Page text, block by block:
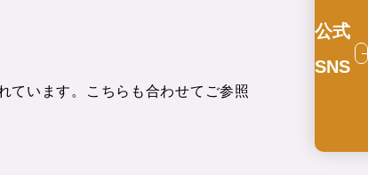
います。こちらも合わせてご参照
公式
SNS